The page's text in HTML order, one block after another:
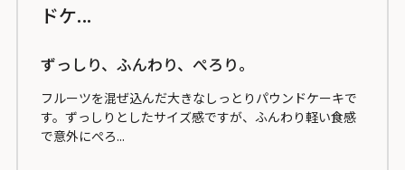
ドケ...
ずっしり、ふんわり、ぺろり。
フルーツを混ぜ込んだ大きなしっとりパウンドケーキで
す。ずっしりとしたサイズ感ですが、ふんわり軽い食感
で意外にぺろ...